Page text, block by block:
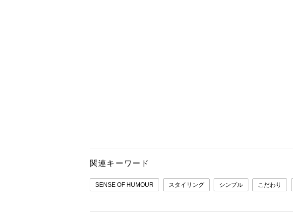
関連キーワード
SENSE OF HUMOUR スタイリング シンプル こだわり